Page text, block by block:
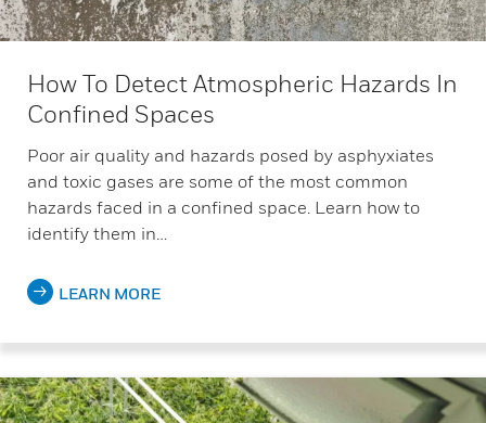
How To Detect Atmospheric Hazards In
Confined Spaces
Poor air quality and hazards posed by asphyxiates
and toxic gases are some of the most common
hazards faced in a confined space. Learn how to
identify them in…
LEARN MORE